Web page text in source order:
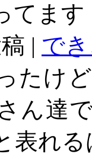
てます
| で
たけ
ん達
表れ